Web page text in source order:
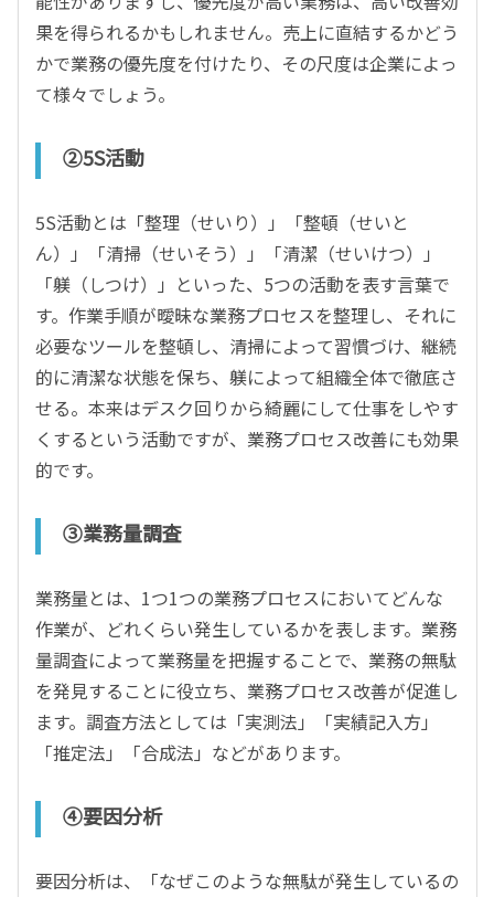
果を得られるかもしれません。売上に直結するかどう
かで業務の優先度を付けたり、その尺度は企業によっ
て様々でしょう。
②5S活動
5S活動とは「整理（せいり）」「整頓（せいと
ん）」「清掃（せいそう）」「清潔（せいけつ）」
「躾（しつけ）」といった、5つの活動を表す言葉で
す。作業手順が曖昧な業務プロセスを整理し、それに
必要なツールを整頓し、清掃によって習慣づけ、継続
的に清潔な状態を保ち、躾によって組織全体で徹底さ
せる。本来はデスク回りから綺麗にして仕事をしやす
くするという活動ですが、業務プロセス改善にも効果
的です。
③業務量調査
業務量とは、1つ1つの業務プロセスにおいてどんな
作業が、どれくらい発生しているかを表します。業務
量調査によって業務量を把握することで、業務の無駄
を発見することに役立ち、業務プロセス改善が促進し
ます。調査方法としては「実測法」「実績記入方」
「推定法」「合成法」などがあります。
④要因分析
要因分析は、「なぜこのような無駄が発生しているの